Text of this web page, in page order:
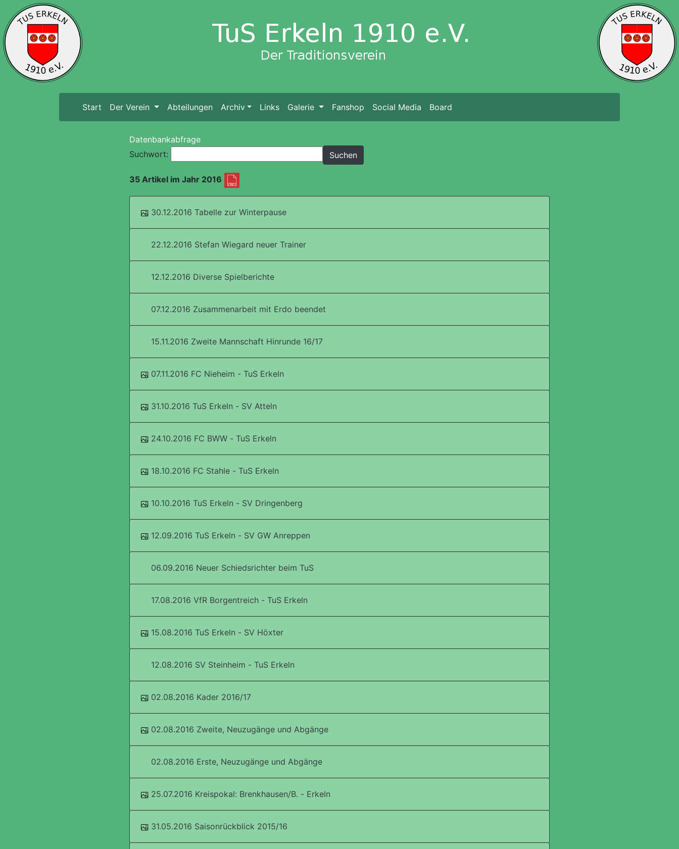
Start (current)
Der Verein Abteilungen Archiv Links Galerie Fanshop Social Media Board
Datenbankabfrage
Suchwort:
35 Artikel im Jahr 2016
30.12.2016 Tabelle zur Winterpause
22.12.2016 Stefan Wiegard neuer Trainer
12.12.2016 Diverse Spielberichte
07.12.2016 Zusammenarbeit mit Erdo beendet
15.11.2016 Zweite Mannschaft Hinrunde 16/17
07.11.2016 FC Nieheim - TuS Erkeln
31.10.2016 TuS Erkeln - SV Atteln
24.10.2016 FC BWW - TuS Erkeln
18.10.2016 FC Stahle - TuS Erkeln
10.10.2016 TuS Erkeln - SV Dringenberg
12.09.2016 TuS Erkeln - SV GW Anreppen
06.09.2016 Neuer Schiedsrichter beim TuS
17.08.2016 VfR Borgentreich - TuS Erkeln
15.08.2016 TuS Erkeln - SV Höxter
12.08.2016 SV Steinheim - TuS Erkeln
02.08.2016 Kader 2016/17
02.08.2016 Zweite, Neuzugänge und Abgänge
02.08.2016 Erste, Neuzugänge und Abgänge
25.07.2016 Kreispokal: Brenkhausen/B. - Erkeln
31.05.2016 Saisonrückblick 2015/16